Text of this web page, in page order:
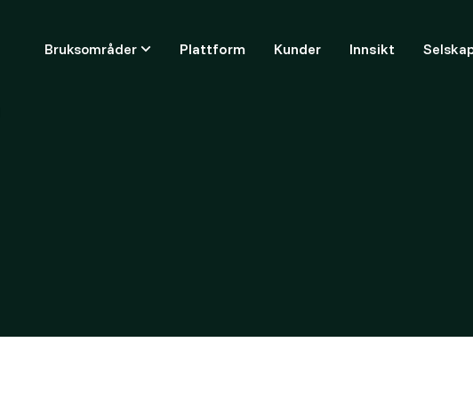
Bruksområder Plattform Kunder Innsikt